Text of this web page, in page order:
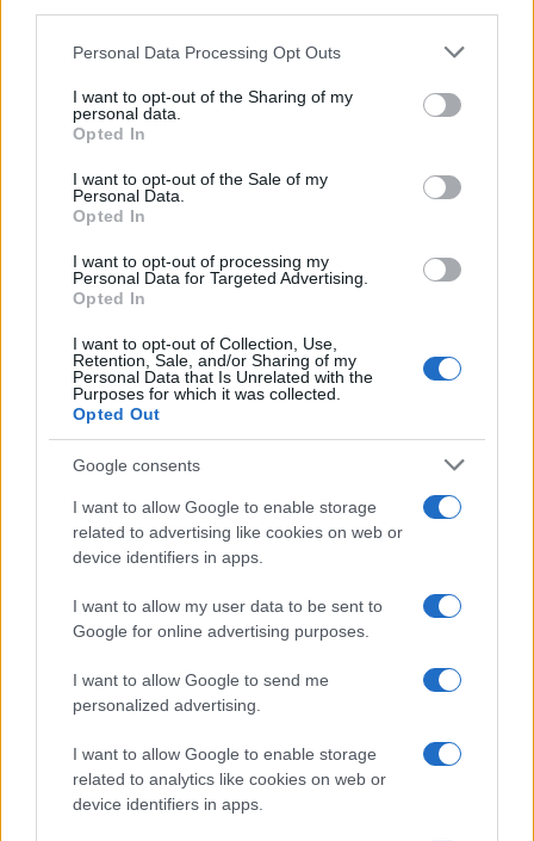
Please note that this website/app uses one or more Google
not limited to your visit or usage behaviour. You may click to
grant or deny consent to Google and its third-party tags to
use your data for below specified purposes in below Google
consent section.
Personal Data Processing Opt Outs
I want to opt-out of the Sharing of my
personal data.
Opted In
I want to opt-out of the Sale of my
Personal Data.
Opted In
I want to opt-out of processing my
Personal Data for Targeted Advertising.
Opted In
I want to opt-out of Collection, Use,
Retention, Sale, and/or Sharing of my
Personal Data that Is Unrelated with the
Purposes for which it was collected.
Opted Out
Google consents
I want to allow Google to enable storage
related to advertising like cookies on web or
device identifiers in apps.
I want to allow my user data to be sent to
Google for online advertising purposes.
I want to allow Google to send me
personalized advertising.
I want to allow Google to enable storage
related to analytics like cookies on web or
device identifiers in apps.
AUTORE
Redazione
Continua a leggere
NEWS